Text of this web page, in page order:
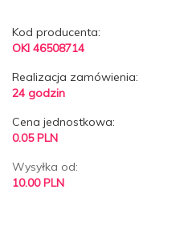
Kod producenta:
OKI 46508714
Realizacja zamówienia:
24 godzin
Cena jednostkowa:
0.05 PLN
Wysyłka od:
10.00 PLN